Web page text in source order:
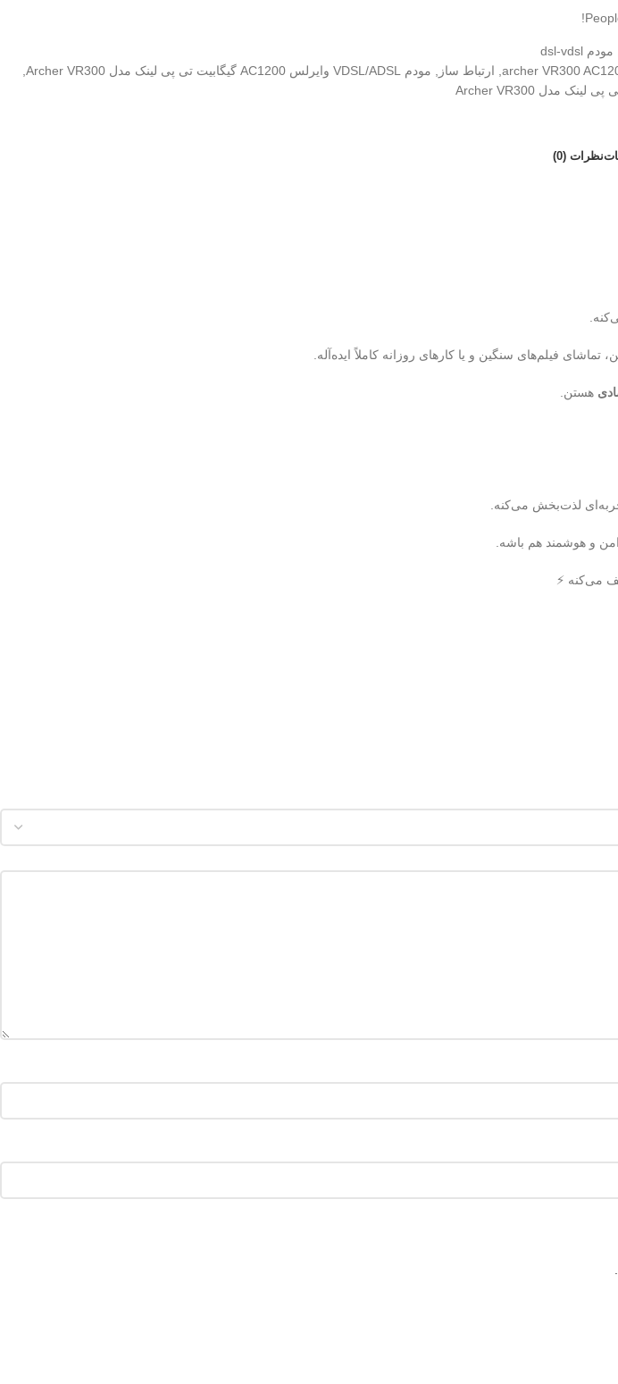
مودم dsl-vdsl
archer VR300 ارتباط ساز مودم VDSL/ADSL وایرلس AC1200 گیگابیت تی پی لینک مدل Archer VR300
نظرات (0)
تماشای فیلم‌های سنگین و یا کارهای روزانه کاملاً ایده‌آله.
هستن.
می‌کنه ⚡